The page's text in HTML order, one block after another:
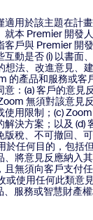
適用於該主題在計
本 Premier 開發
客戶與 Premier 開
動是否 (i) 以書面
想法、改進意見、
的產品和服務或客
意：(a) 客戶的意見
無須對該意見
使用限制；(c)
決方案；以及 (d)
版稅、不可撤回、
於任何目的，包括
、將意見反應納入
且無須向客戶支付
或使用任何此類意
服務或智慧財產